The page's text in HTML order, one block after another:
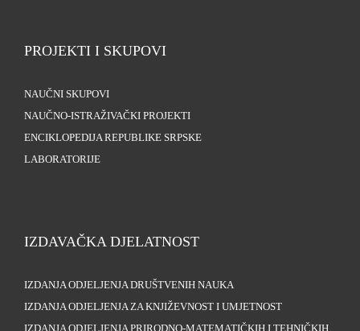
PROJEKTI I SKUPOVI
NAUČNI SKUPOVI
NAUČNO-ISTRAŽIVAČKI PROJEKTI
ENCIKLOPEDIJA REPUBLIKE SRPSKE
LABORATORIJE
IZDAVAČKA DJELATNOST
IZDANJA ODJELJENJA DRUŠTVENIH NAUKA
IZDANJA ODJELJENJA ZA KNJIŽEVNOST I UMJETNOST